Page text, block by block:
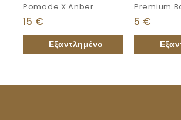
Pomade X Anber
Staysharp 100ml
15 €
Premium
Ταλκ
5 €